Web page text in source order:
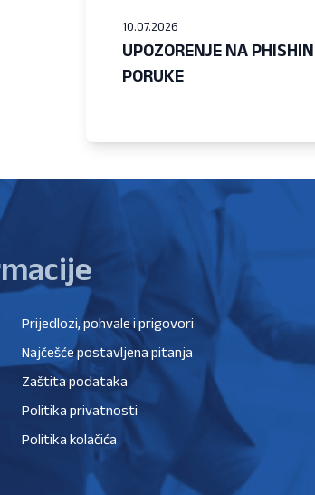
10.07.2026
UPOZORENJE NA
PORUKE
Prijedlozi, pohvale i prigovori
Najčešće postavljena pitanja
Zaštita podataka
Politika privatnosti
Politika kolačića